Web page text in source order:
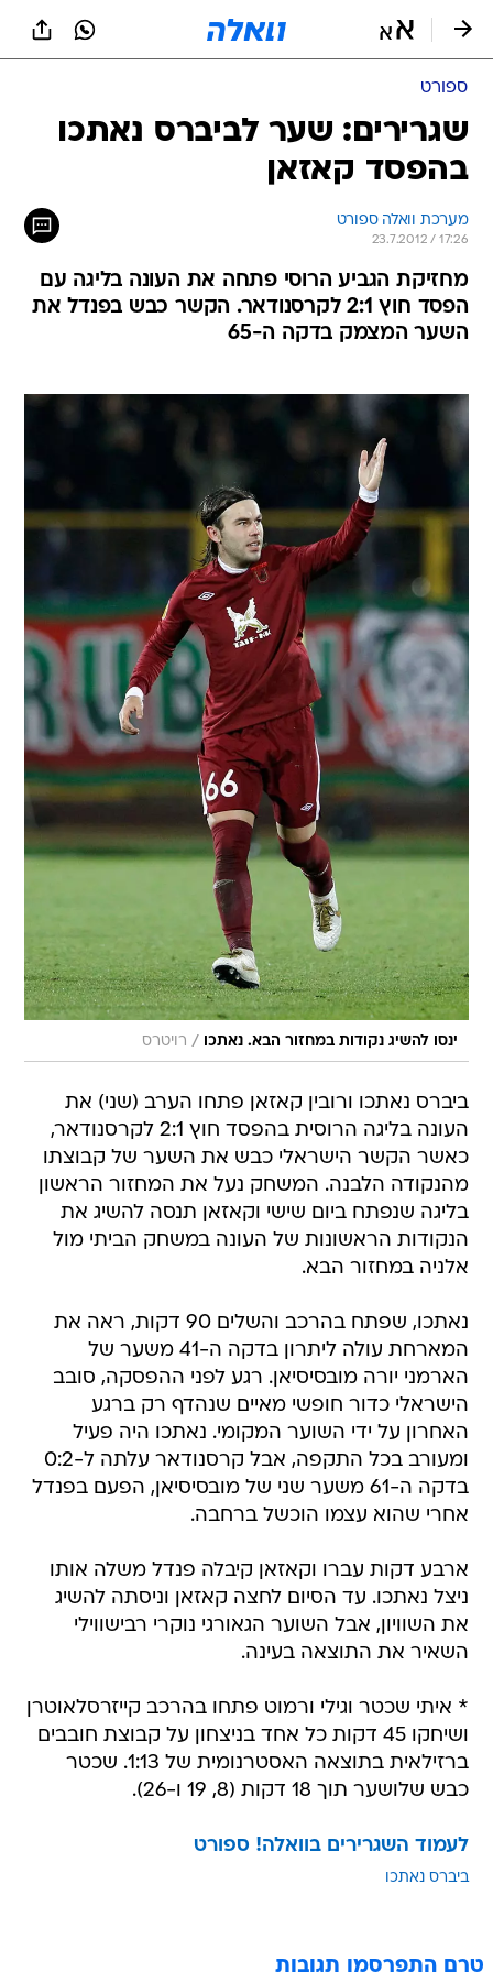
ספורט
שגרירים: שער לביברס נאתכו
בהפסד קאזאן
מערכת וואלה ספורט
23.7.2012 / 17:26
מחזיקת הגביע הרוסי פתחה את העונה בליגה עם
הפסד חוץ 2:1 לקרסנודאר. הקשר כבש בפנדל את
השער המצמק בדקה ה-65
ינסו להשיג נקודות במחזור הבא. נאתכו / רויטרס
ביברס נאתכו ורובין קאזאן פתחו הערב (שני) את
העונה בליגה הרוסית בהפסד חוץ 2:1 לקרסנודאר,
כאשר הקשר הישראלי כבש את השער של קבוצתו
מהנקודה הלבנה. המשחק נעל את המחזור הראשון
בליגה שנפתח ביום שישי וקאזאן תנסה להשיג את
הנקודות הראשונות של העונה במשחק הביתי מול
אלניה במחזור הבא.
נאתכו, שפתח בהרכב והשלים 90 דקות, ראה את
המארחת עולה ליתרון בדקה ה-41 משער של
הארמני יורה מובסיסיאן. רגע לפני ההפסקה, סובב
הישראלי כדור חופשי מאיים שנהדף רק ברגע
האחרון על ידי השוער המקומי. נאתכו היה פעיל
ומעורב בכל התקפה, אבל קרסנודאר עלתה ל-0:2
בדקה ה-61 משער שני של מובסיסיאן, הפעם בפנדל
אחרי שהוא עצמו הוכשל ברחבה.
ארבע דקות עברו וקאזאן קיבלה פנדל משלה אותו
ניצל נאתכו. עד הסיום לחצה קאזאן וניסתה להשיג
את השוויון, אבל השוער הגאורגי נוקרי רבישווילי
השאיר את התוצאה בעינה.
* איתי שכטר וגילי ורמוט פתחו בהרכב קייזרסלאוטרן
ושיחקו 45 דקות כל אחד בניצחון על קבוצת חובבים
ברזילאית בתוצאה האסטרנומית של 1:13. שכטר
כבש שלושער תוך 18 דקות (8, 19 ו-26).
לעמוד השגרירים בוואלה! ספורט
ביברס נאתכו
טרם התפרסמו תגובות